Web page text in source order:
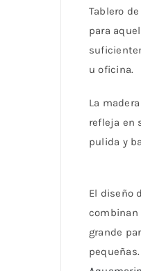
Tablero
para
u oficina.
La
refleja en
pulida y
El diseño
combinan
grande